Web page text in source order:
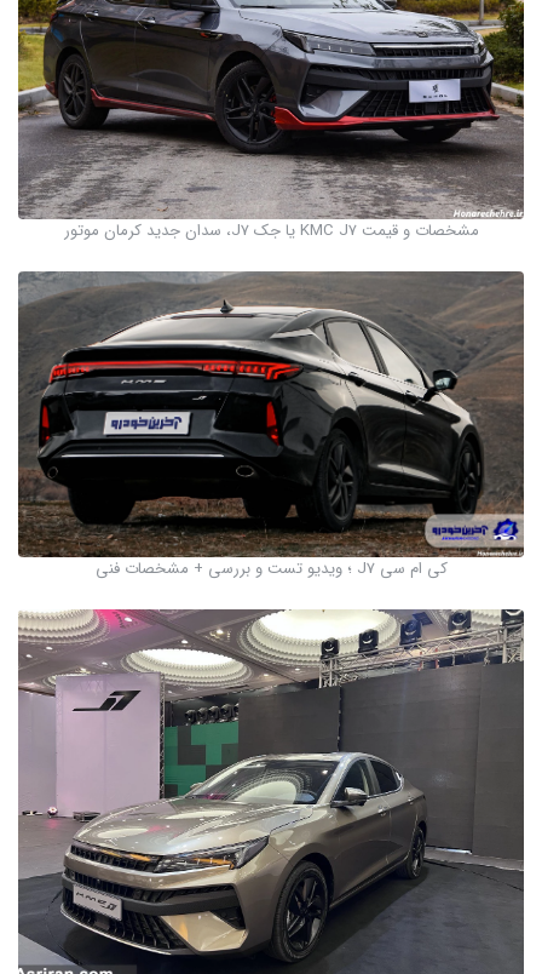
مشخصات و قیمت KMC J7 یا جک J7، سدان جدید کرمان موتور
کی ام سی J7 ؛ ویدیو تست و بررسی + مشخصات فنی